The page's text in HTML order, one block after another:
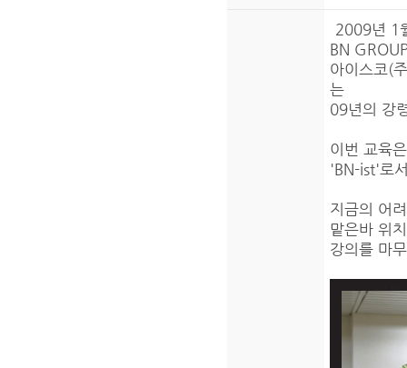
2009년 1
BN
아이스코(
는
09년의 강
이번 교육
'BN-ist'로
지금의 어
맡은바 위
강의를 마